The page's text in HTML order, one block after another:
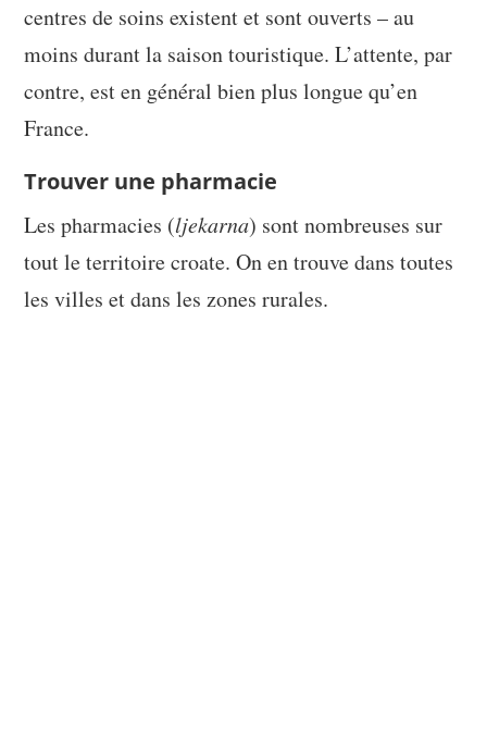
centres de soins existent et sont ouverts – au
moins durant la saison touristique. L’attente, par
contre, est en général bien plus longue qu’en
France.
Trouver une pharmacie
Les pharmacies (ljekarna) sont nombreuses sur
tout le territoire croate. On en trouve dans toutes
les villes et dans les zones rurales.